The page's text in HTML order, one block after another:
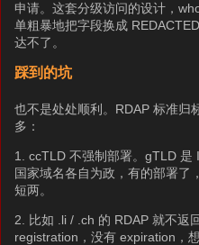
申请。这套分级访问的设计，
单粗暴地把字段换成
达不了。
踩到的坑
也不是处处顺利。RDAP 标准归
多：
1. ccTLD 不强制部署。gTLD 是
国家域名各自为政，有的部署了
短两。
2. 比如 .li / .ch 的 RDAP 就不返
registration，没有 expiration，